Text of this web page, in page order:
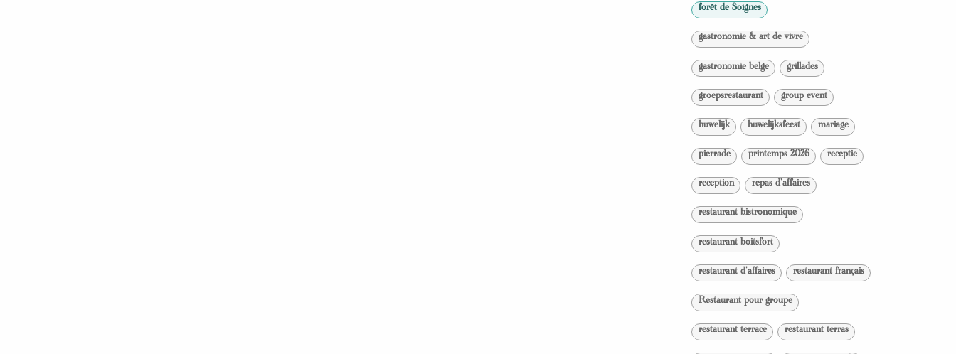
forêt de Soignes
gastronomie & art de vivre
gastronomie belge grillades
groepsrestaurant group event
huwelijk huwelijksfeest mariage
pierrade printemps 2026 receptie
reception repas d'affaires
restaurant bistronomique
restaurant boitsfort
restaurant d'affaires restaurant français
Restaurant pour groupe
restaurant terrace restaurant terras